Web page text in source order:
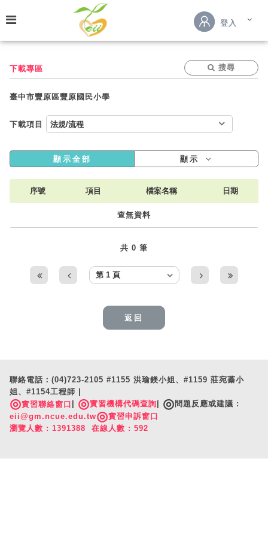
登入
下載專區 搜尋
臺中市豐原區豐原國民小學
下載項目
顯示全部 顯示
序號 項目 檔案名稱 日期
查無資料
共 0 筆
返回
聯絡電話：(04)723-2105 #1155 洪瑜鎂小姐、#1159 莊宛蓁小
姐、#1154工程師 |
◎實習聯絡窗口 ◎實習機構代碼查詢 ◎ 問題反應或建議 :
eii@gm.ncue.edu.tw◎實習申訴窗口
瀏覽人數 : 1391388 在線人數 : 592